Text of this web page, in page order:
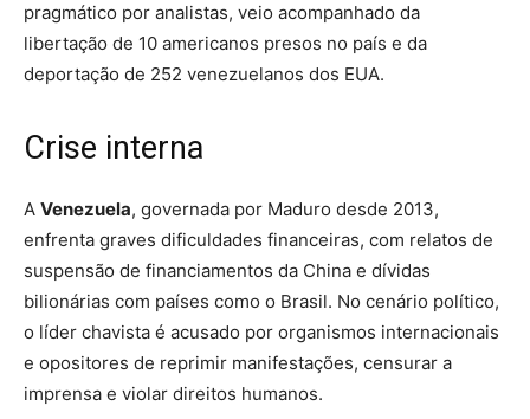
pragmático por analistas, veio acompanhado da
libertação de 10 americanos presos no país e da
deportação de 252 venezuelanos dos EUA.
Crise interna
A Venezuela, governada por Maduro desde 2013,
enfrenta graves dificuldades financeiras, com relatos de
suspensão de financiamentos da China e dívidas
bilionárias com países como o Brasil. No cenário político,
o líder chavista é acusado por organismos internacionais
e opositores de reprimir manifestações, censurar a
imprensa e violar direitos humanos.